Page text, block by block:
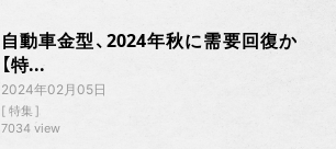
自動車金型、2024年秋に需要回復か
【特...
2024年02月05日
特集
7034 view